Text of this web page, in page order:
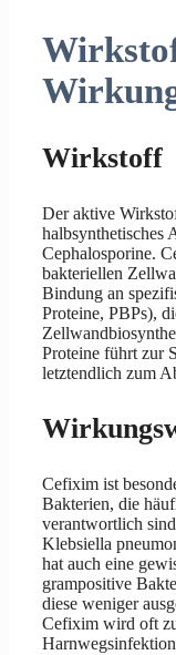
Wirkstoff
Der aktive
halbsynthetisches
Cephalosporine.
bakteriellen
Bindung an
Proteine, PBPs),
Proteine führt zur
letztendlich zum
Cefixim ist
Bakterien, die
verantwortlich
Klebsiella
hat auch eine
grampositive
diese weniger
Cefixim wird oft